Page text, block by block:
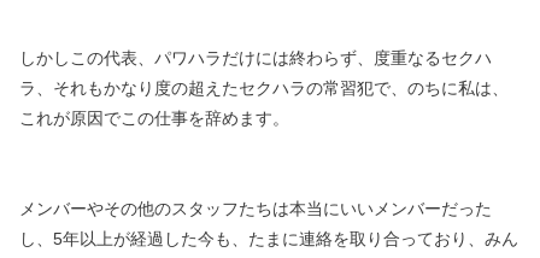
しかしこの代表、パワハラだけには終わらず、 度重なるセクハ
ラ、それもかなり度の超えたセクハラの常習犯で、 のちに私は、
これが原因でこの仕事を辞めます。
メンバーやその他のスタッフたちは本当にいいメンバーだった
し、 5年以上が経過した今も、たまに連絡を取り合っており、 みん